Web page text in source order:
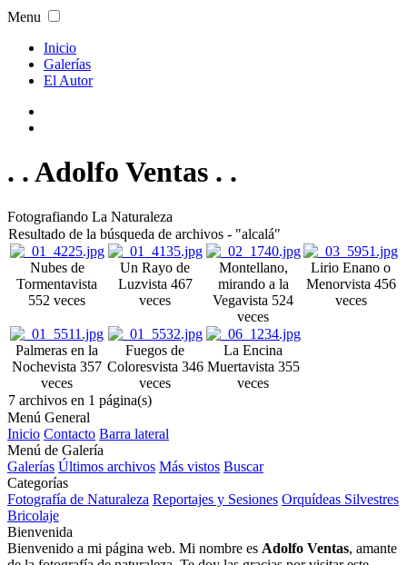
Menu
Inicio
Galerías
El Autor
. . Adolfo Ventas . .
Fotografiando La Naturaleza
Resultado de la búsqueda de archivos - "alcalá"
Nubes de
Tormentavista
552 veces
Un Rayo de
Luzvista 467
veces
Montellano,
mirando a la
Vegavista 524
veces
Lirio Enano o
Menorvista 456
veces
Palmeras en la
Nochevista 357
veces
Fuegos de
Coloresvista 346
veces
La Encina
Muertavista 355
veces
7 archivos en 1 página(s)
Menú General
Inicio Contacto Barra lateral
Menú de Galería
Galerías Últimos archivos Más vistos Buscar
Categorías
Fotografía de Naturaleza Reportajes y Sesiones Orquídeas Silvestres
Bricolaje
Bienvenida
Bienvenido a mi página web. Mi nombre es Adolfo Ventas, amante